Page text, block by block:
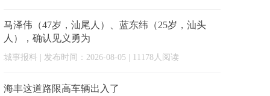
马泽伟（47岁，汕尾人）、蓝东纬（25岁，汕头
人），确认见义勇为
城事报料 | 发布时间：2026-08-05 | 11178人阅读
海丰这道路限高车辆出入了